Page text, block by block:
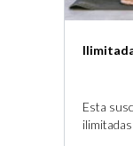
Esta